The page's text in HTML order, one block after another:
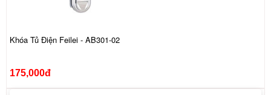
Khóa Tủ Điện Feilei - AB301-02
175,000đ